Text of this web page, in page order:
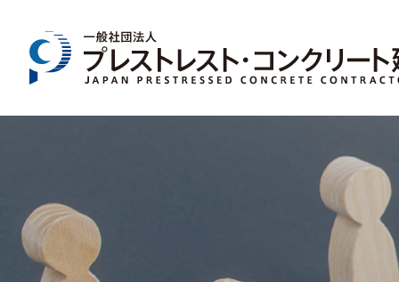
IMFORMATION
一般向け情報